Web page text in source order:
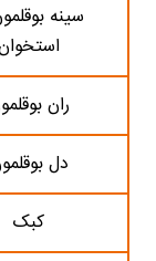
سینه
ران
دل
کبک